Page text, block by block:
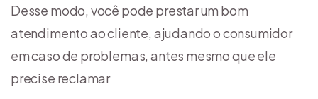
Desse modo, você pode prestar um bom
atendimento ao cliente, ajudando o consumidor
em caso de problemas, antes mesmo que ele
precise reclamar